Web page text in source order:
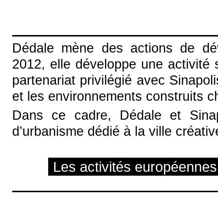
Dédale mène des actions de
2012, elle développe une
partenariat privilégié avec
et les environnements construits
Dans ce cadre, Dédale et
d’urbanisme dédié à la ville
Les activités